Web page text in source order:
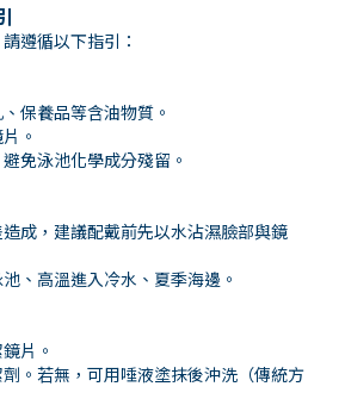
遵循以下指引：
保養品等含油物質。
。
免泳池化學成分殘留。
成，建議配戴前先以水沾濕臉部與鏡
、高溫進入冷水、夏季海邊。
片。
。若無，可用唾液塗抹後沖洗（傳統方